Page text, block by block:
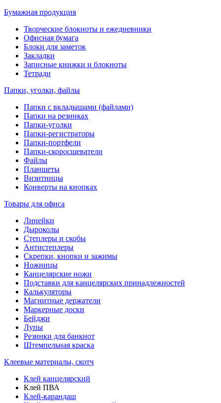
Бумажная продукция
Творческие блокноты и ежедневники
Офисная бумага
Блоки для заметок
Закладки
Записные книжки и блокноты
Тетради
Папки, уголки, файлы
Папки с вкладышами (файлами)
Папки на резинках
Папки-уголки
Папки-регистраторы
Папки-портфели
Папки-скоросшеватели
Файлы
Планшеты
Визитницы
Конверты на кнопках
Товары для офиса
Линейки
Дыроколы
Степлеры и скобы
Антистеплеры
Скрепки, кнопки и зажимы
Ножницы
Канцелярские ножи
Подставки для канцелярских принадлежностей
Калькуляторы
Магнитные держатели
Маркерные доски
Бейджи
Лупы
Резинки для банкнот
Штемпельная краска
Клеевые материалы, скотч
Клей канцелярский
Клей ПВА
Клей-карандаш